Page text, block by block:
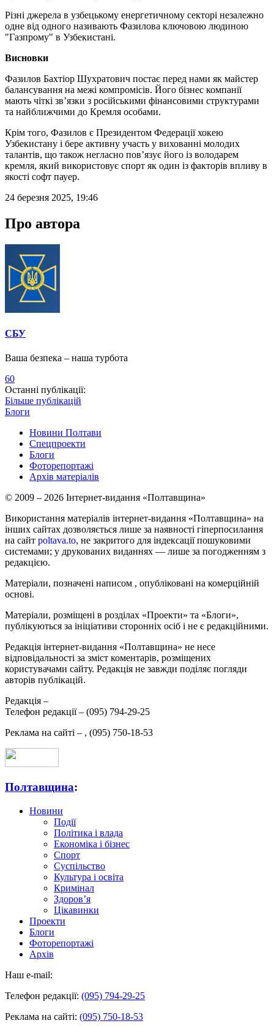
Різні джерела в узбецькому енергетичному секторі незалежно
одне від одного називають Фазилова ключовою людиною
"Газпрому" в Узбекистані.
Висновки
Фазилов Бахтіор Шухратович постає перед нами як майстер
балансування на межі компромісів. Його бізнес компанії
мають чіткі зв’язки з російськими фінансовими структурами
та найближчими до Кремля особами.
Крім того, Фазилов є Президентом Федерації хокею
Узбекистану і бере активну участь у вихованні молодих
талантів, що також негласно пов’язує його із володарем
кремля, який використовує спорт як один із факторів впливу в
якості софт пауер.
24 березня 2025, 19:46
Про автора
СБУ
Ваша безпека – наша турбота
60
Останні публікації:
Більше публікацій
Блоги
Новини Полтави
Спецпроекти
Блоги
Фоторепортажі
Архів матеріалів
© 2009 – 2026 Інтернет-видання «Полтавщина»
Використання матеріалів інтернет-видання «Полтавщина» на
інших сайтах дозволяється лише за наявності гіперпосилання
на сайт poltava.to, не закритого для індексації пошуковими
системами; у друкованих виданнях — лише за погодженням з
редакцією.
Матеріали, позначені написом , опубліковані на комерційній
основі.
Матеріали, розміщені в розділах «Проекти» та «Блоги»,
публікуються за ініціативи сторонніх осіб і не є редакційними.
Редакція інтернет-видання «Полтавщина» не несе
відповідальності за зміст коментарів, розміщених
користувачами сайту. Редакція не завжди поділяє погляди
авторів публікацій.
Редакція –
Телефон редакції – (095) 794-29-25
Реклама на сайті – , (095) 750-18-53
Полтавщина:
Новини
Події
Політика і влада
Економіка і бізнес
Спорт
Суспільство
Культура і освіта
Кримінал
Здоров’я
Цікавинки
Проекти
Блоги
Фоторепортажі
Архів
Наш e-mail:
Телефон редакції: (095) 794-29-25
Реклама на сайті: (095) 750-18-53